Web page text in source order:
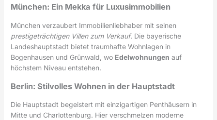
München: Ein Mekka für Luxusimmobilien
München verzaubert Immobilienliebhaber mit seinen
prestigeträchtigen Villen zum Verkauf. Die bayerische
Landeshauptstadt bietet traumhafte Wohnlagen in
Bogenhausen und Grünwald, wo Edelwohnungen auf
höchstem Niveau entstehen.
Berlin: Stilvolles Wohnen in der Hauptstadt
Die Hauptstadt begeistert mit einzigartigen Penthäusern in
Mitte und Charlottenburg. Hier verschmelzen moderne